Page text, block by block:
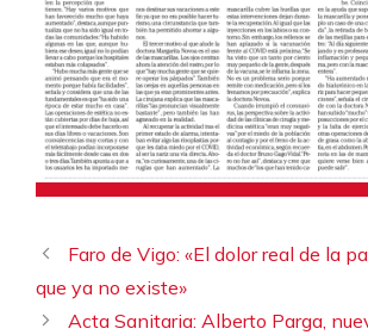
Faro de Vigo: «El dolor real de la
que ya no existe»
Acta Sanitaria: Alberto Parga,